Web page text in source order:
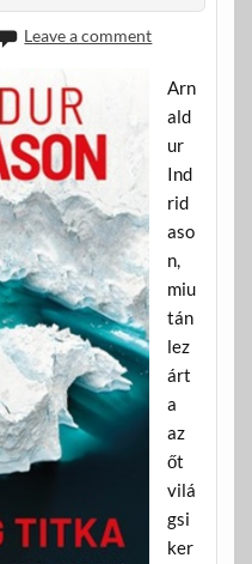
Leave a comment
Arn
ald
ur
Ind
rid
aso
n,
miu
tán
lez
árt
a
az
őt
vilá
gsi
ker